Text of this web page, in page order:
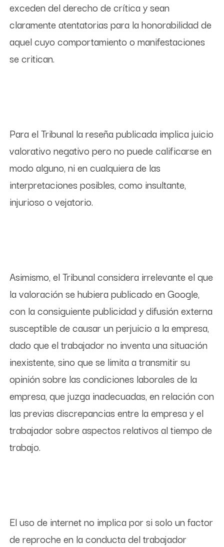
exceden del derecho de crítica y sean
claramente atentatorias para la honorabilidad de
aquel cuyo comportamiento o manifestaciones
se critican.
Para el Tribunal la reseña publicada implica juicio
valorativo negativo pero no puede calificarse en
modo alguno, ni en cualquiera de las
interpretaciones posibles, como insultante,
injurioso o vejatorio.
Asimismo, el Tribunal considera irrelevante el que
la valoración se hubiera publicado en Google,
con la consiguiente publicidad y difusión externa
susceptible de causar un perjuicio a la empresa,
dado que el trabajador no inventa una situación
inexistente, sino que se limita a transmitir su
opinión sobre las condiciones laborales de la
empresa, que juzga inadecuadas, en relación con
las previas discrepancias entre la empresa y el
trabajador sobre aspectos relativos al tiempo de
trabajo.
El uso de internet no implica por si solo un factor
de reproche en la conducta del trabajador